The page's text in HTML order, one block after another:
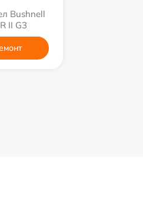
Bushnell
II G3